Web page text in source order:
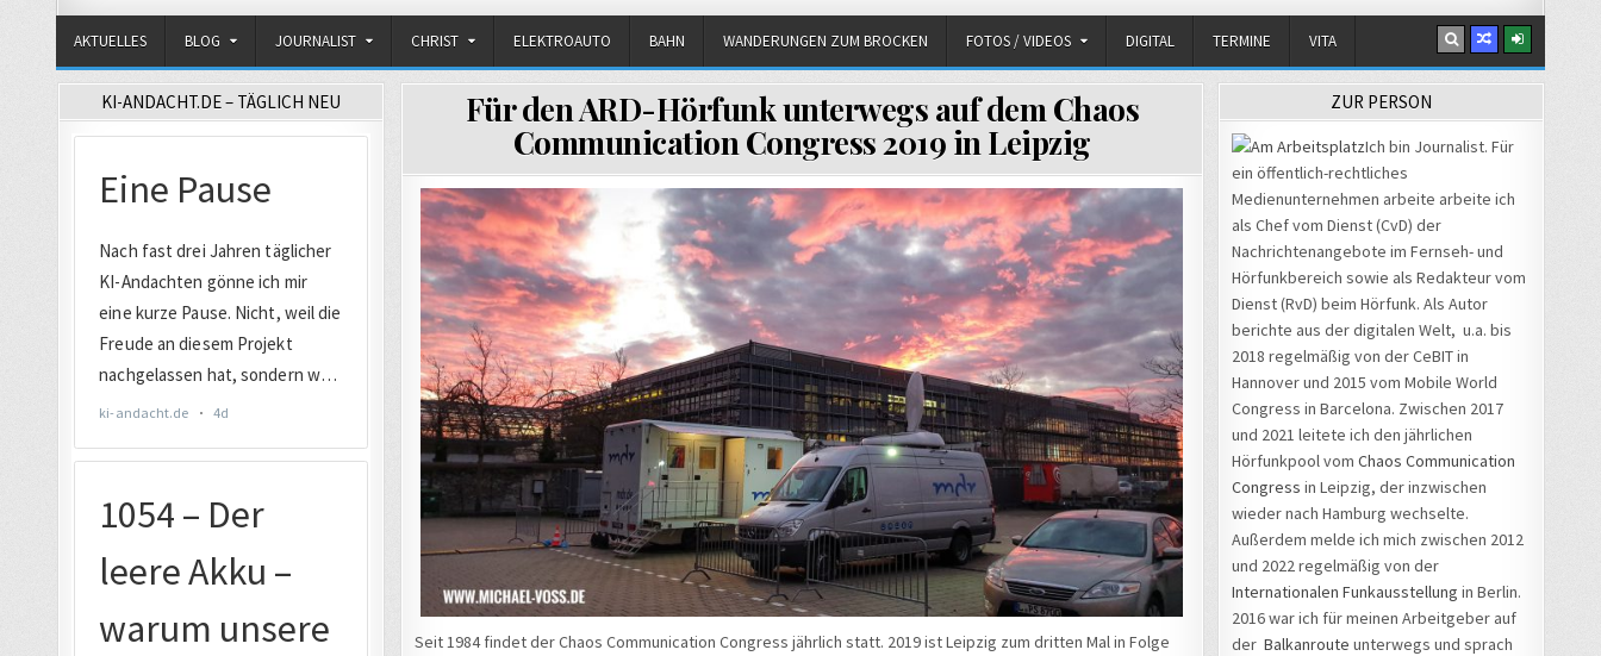
AKTUELLES BLOG JOURNALIST CHRIST ELEKTROAUTO BAHN WANDERUNGEN ZUM BROCKEN FOTOS / VIDEOS DIGITAL TERMINE VITA
Für den ARD-Hörfunk unterwegs auf dem Chaos
Communication Congress 2019 in Leipzig
Seit 1984 findet der Chaos Communication Congress jährlich statt. 2019 ist Leipzig zum dritten Mal in Folge
KI-ANDACHT.DE – TÄGLICH NEU ZUR PERSON
Ich bin Journalist. Für
ein öffentlich-rechtliches
Medienunternehmen arbeite arbeite ich
als Chef vom Dienst (CvD) der
Nachrichtenangebote im Fernseh- und
Hörfunkbereich sowie als Redakteur vom
Dienst (RvD) beim Hörfunk. Als Autor
berichte aus der digitalen Welt, u.a. bis
2018 regelmäßig von der CeBIT in
Hannover und 2015 vom Mobile World
Congress in Barcelona. Zwischen 2017
und 2021 leitete ich den jährlichen
Hörfunkpool vom Chaos Communication
Congress in Leipzig, der inzwischen
wieder nach Hamburg wechselte.
Außerdem melde ich mich zwischen 2012
und 2022 regelmäßig von der
Internationalen Funkausstellung in Berlin.
2016 war ich für meinen Arbeitgeber auf
der Balkanroute unterwegs und sprach